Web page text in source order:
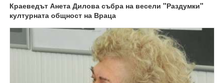
Краеведът Анета Дилова събра на весели "Раздумки"
културната общност на Враца